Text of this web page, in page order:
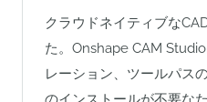
クラウドネイティブな
た。Onshape CAM
レーション、ツールパス